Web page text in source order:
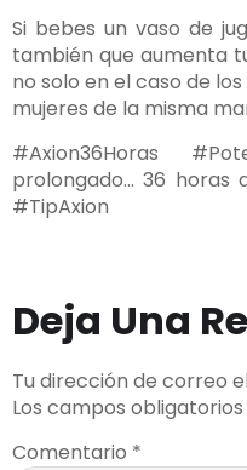
Si bebes un vaso de
también que aumenta
no solo en el caso de
mujeres de la misma
#Axion36Horas
prolongado… 36 horas
#TipAxion
Deja Una
Tu dirección de correo
Los campos
Comentario *